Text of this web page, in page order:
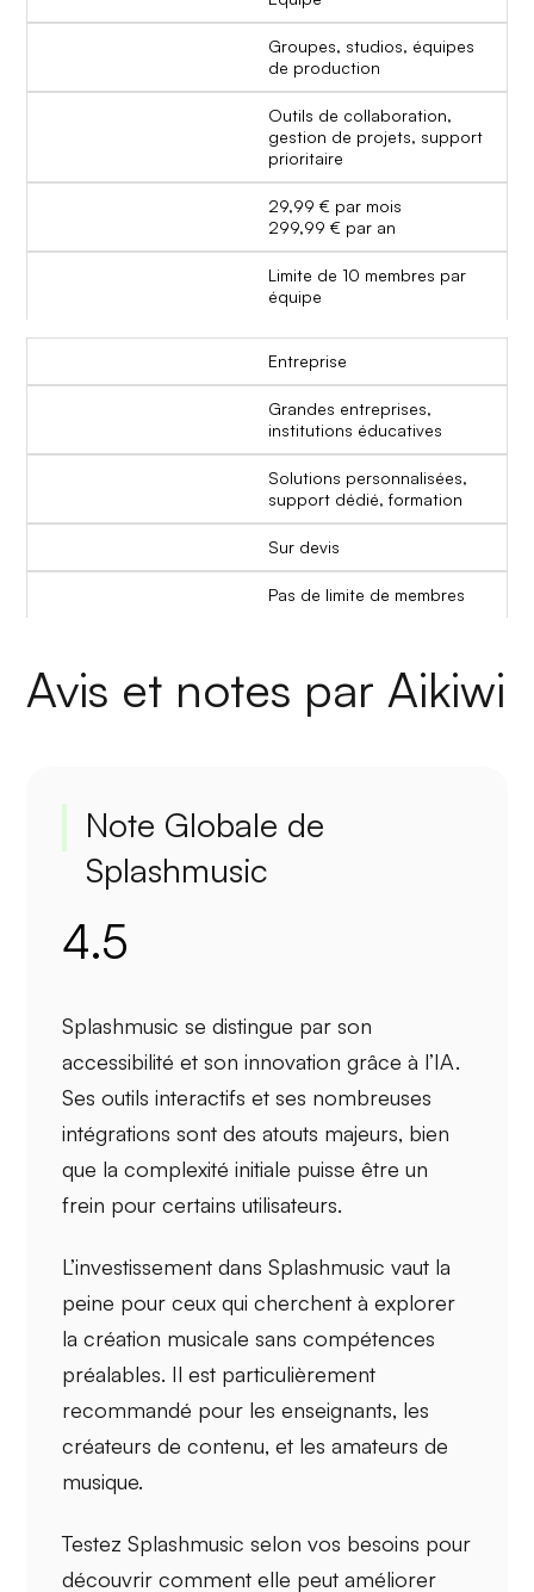
Groupes, studios, équipes
de production
Outils de collaboration,
gestion de projets, support
prioritaire
29,99 € par mois
299,99 € par an
Limite de 10 membres par
équipe
Entreprise
Grandes entreprises,
institutions éducatives
Solutions personnalisées,
support dédié, formation
Sur devis
Pas de limite de membres
Avis et notes par Aikiwi
Note Globale de
Splashmusic
4.5
Splashmusic se distingue par son
accessibilité et soninnovation grâce à l’IA.
Ses outils interactifs et ses nombreuses
intégrations sont des atouts majeurs, bien
que la complexité initiale puisse être un
frein pour certains utilisateurs.
L’investissement dans Splashmusic vaut la
peine pour ceux qui cherchent àexplorer
la création musicale sans compétences
préalables. Il est particulièrement
recommandé pour les enseignants, les
créateurs de contenu, et les amateurs de
musique.
Testez Splashmusic selon vos besoins pour
découvrir comment elle peut améliorer